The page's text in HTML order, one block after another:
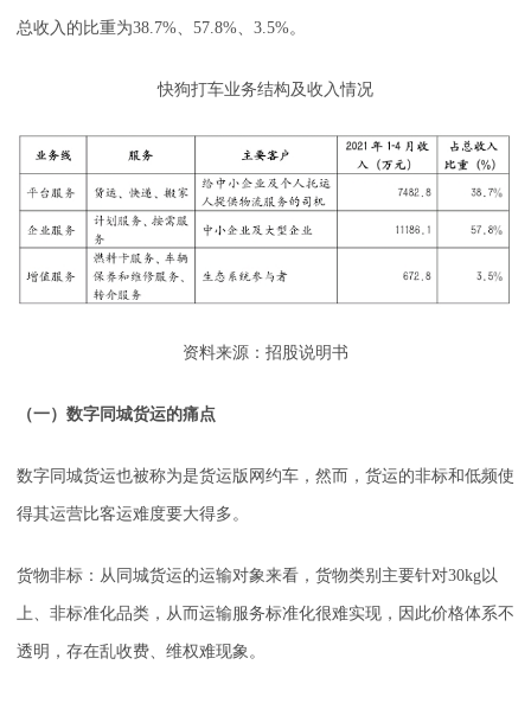
总收入的比重为38.7%、57.8%、3.5%。
快狗打车业务结构及收入情况
资料来源：招股说明书
（一）数字同城货运的痛点
数字同城货运也被称为是货运版网约车，然而，货运的非标和低频使
得其运营比客运难度要大得多。
货物非标：从同城货运的运输对象来看，货物类别主要针对30kg以
上、非标准化品类，从而运输服务标准化很难实现，因此价格体系不
透明，存在乱收费、维权难现象。